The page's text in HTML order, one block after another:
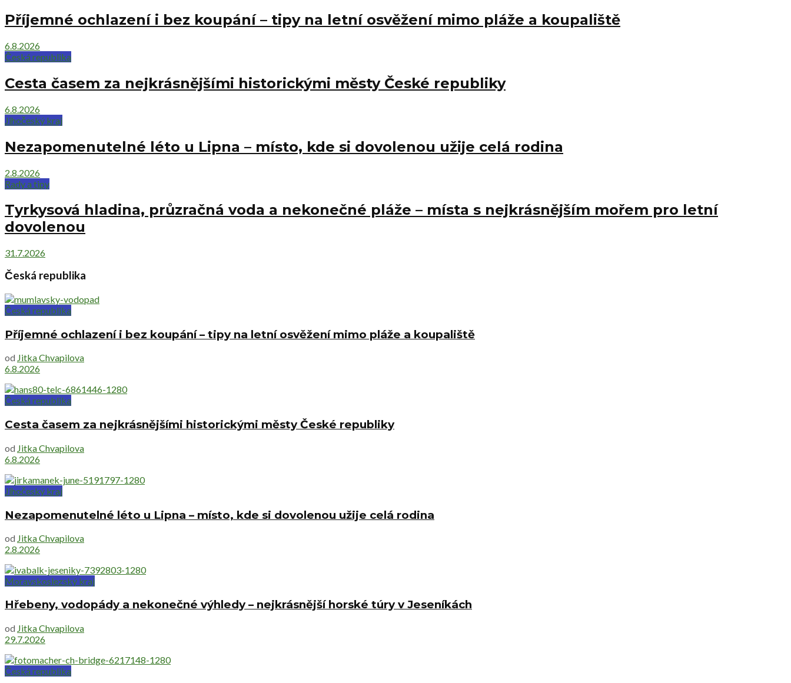
Příjemné ochlazení i bez koupání – tipy na letní osvěžení mimo pláže a koupaliště
6.8.2026
Česká republika
Cesta časem za nejkrásnějšími historickými městy České republiky
6.8.2026
Jihočeský kraj
Nezapomenutelné léto u Lipna – místo, kde si dovolenou užije celá rodina
2.8.2026
Rady a tipy
Tyrkysová hladina, průzračná voda a nekonečné pláže – místa s nejkrásnějším mořem pro letní
dovolenou
31.7.2026
Česká republika
Česká republika
Příjemné ochlazení i bez koupání – tipy na letní osvěžení mimo pláže a koupaliště
od Jitka Chvapilova
6.8.2026
Česká republika
Cesta časem za nejkrásnějšími historickými městy České republiky
od Jitka Chvapilova
6.8.2026
Jihočeský kraj
Nezapomenutelné léto u Lipna – místo, kde si dovolenou užije celá rodina
od Jitka Chvapilova
2.8.2026
Moravskoslezský kraj
Hřebeny, vodopády a nekonečné výhledy – nejkrásnější horské túry v Jeseníkách
od Jitka Chvapilova
29.7.2026
Česká republika